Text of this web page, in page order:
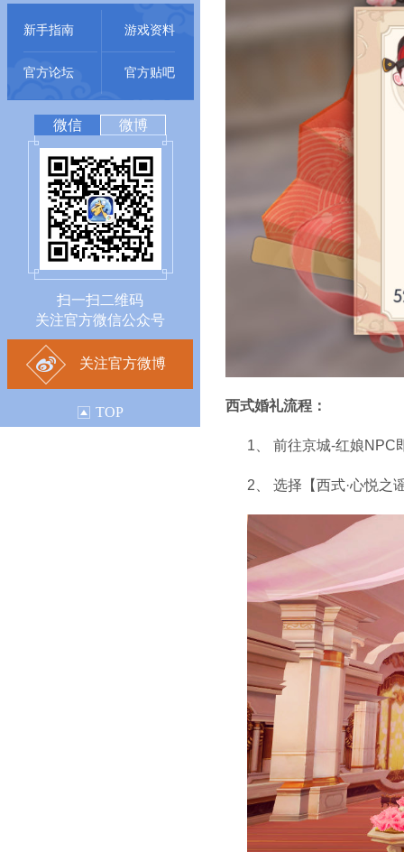
新手指南 游戏资料
官方论坛 官方贴吧
微信 微博
扫一扫二维码
关注官方微信公众号
关注官方微博
TOP 西式婚礼流程：
1、 前往京城-红娘NPC
2、 选择【西式·心悦之